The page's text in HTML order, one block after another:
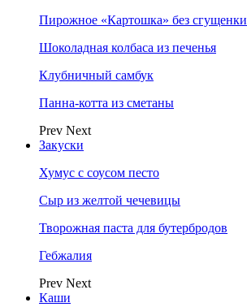
Пирожное «Картошка» без сгущенки
Шоколадная колбаса из печенья
Клубничный самбук
Панна-котта из сметаны
Prev Next
Закуски
Хумус с соусом песто
Сыр из желтой чечевицы
Творожная паста для бутербродов
Гебжалия
Prev Next
Каши